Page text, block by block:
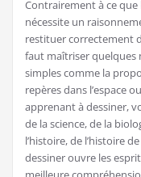
Contrairement à ce que
nécessite un
restituer correctement
faut maîtriser
simples comme la
repères dans l’espace
apprenant à dessiner,
de la science, de la
l’histoire, de l’histoire
dessiner ouvre les